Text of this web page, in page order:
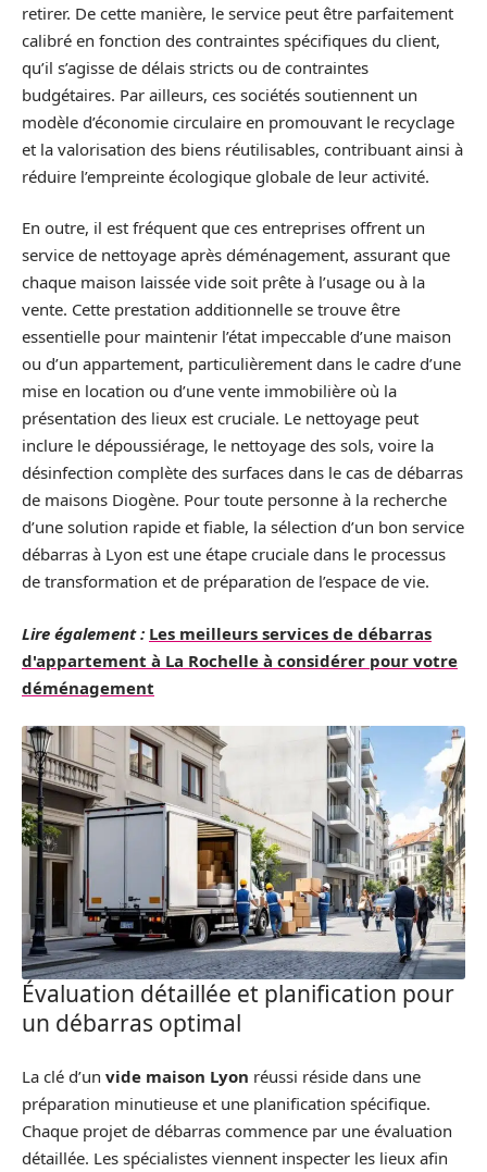
retirer. De cette manière, le service peut être parfaitement
calibré en fonction des contraintes spécifiques du client,
qu’il s’agisse de délais stricts ou de contraintes
budgétaires. Par ailleurs, ces sociétés soutiennent un
modèle d’économie circulaire en promouvant le recyclage
et la valorisation des biens réutilisables, contribuant ainsi à
réduire l’empreinte écologique globale de leur activité.
En outre, il est fréquent que ces entreprises offrent un
service de nettoyage après déménagement, assurant que
chaque maison laissée vide soit prête à l’usage ou à la
vente. Cette prestation additionnelle se trouve être
essentielle pour maintenir l’état impeccable d’une maison
ou d’un appartement, particulièrement dans le cadre d’une
mise en location ou d’une vente immobilière où la
présentation des lieux est cruciale. Le nettoyage peut
inclure le dépoussiérage, le nettoyage des sols, voire la
désinfection complète des surfaces dans le cas de débarras
de maisons Diogène. Pour toute personne à la recherche
d’une solution rapide et fiable, la sélection d’un bon service
débarras à Lyon est une étape cruciale dans le processus
de transformation et de préparation de l’espace de vie.
Lire également : Les meilleurs services de débarras
d'appartement à La Rochelle à considérer pour votre
déménagement
Évaluation détaillée et planification pour
un débarras optimal
La clé d’un vide maison Lyon réussi réside dans une
préparation minutieuse et une planification spécifique.
Chaque projet de débarras commence par une évaluation
détaillée. Les spécialistes viennent inspecter les lieux afin